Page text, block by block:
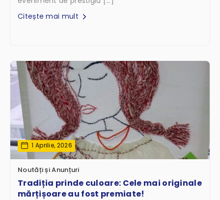
Citește mai mult
1 Aprilie, 2026
Noutăți și Anunțuri
Tradiția prinde culoare: Cele mai originale
mărțișoare au fost premiate!